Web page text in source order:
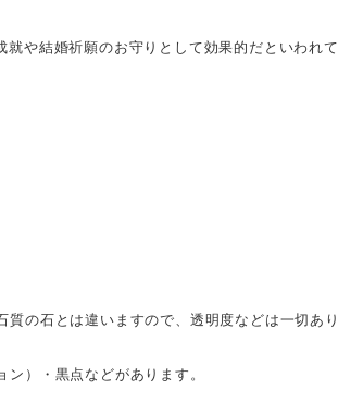
や結婚祈願のお守りとして効果的だといわれて
の石とは違いますので、透明度などは一切あり
）・黒点などがあります。